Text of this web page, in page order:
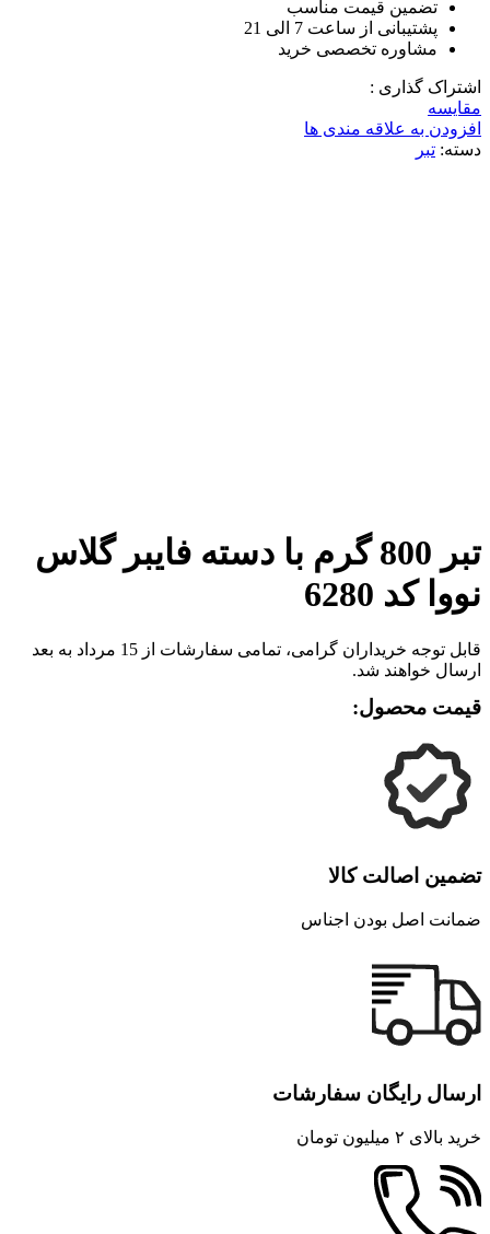
تضمین قیمت مناسب
پشتیبانی از ساعت 7 الی 21
مشاوره تخصصی خرید
اشتراک گذاری :
مقایسه
افزودن به علاقه مندی ها
دسته: تبر
تبر 800 گرم با دسته فایبر گلاس
نووا کد 6280
قابل توجه خریداران گرامی، تمامی سفارشات از 15 مرداد به بعد
ارسال خواهند شد.
قیمت محصول:
تضمین اصالت کالا
ضمانت اصل بودن اجناس
ارسال رایگان سفارشات
خرید بالای ۲ میلیون تومان